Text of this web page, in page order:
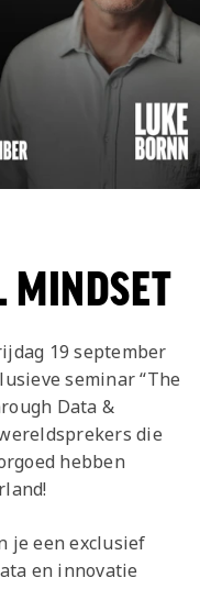
MINDSET
19 september
seminar “The
Data &
die
hebben
je een exclusief
en innovatie